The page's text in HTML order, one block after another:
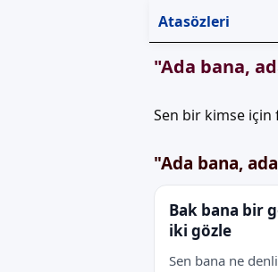
Atasözleri
"Ada bana,
Sen bir kimse için
"Ada bana,
Bak bana bir
iki gözle
Sen bana ne